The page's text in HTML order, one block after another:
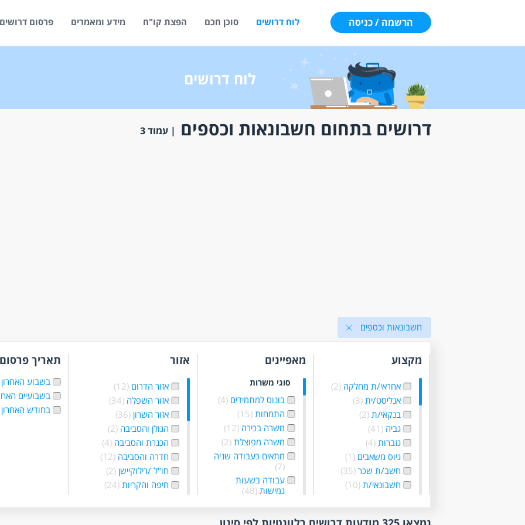
הרשמה / כניסה לוח דרושים סוכן חכם הפצת קו"ח מידע ומאמרים פרסום
לוח דרושים
דרושים בתחום חשבונאות וכספים | עמוד 3
חשבונאות וכספים
מקצוע
אחראי/ת מחלקה (2)
אנליסט/ית (3)
בנקאי/ת (2)
גביה (41)
גזברות (4)
גיוס משאבים (1)
חשב/ת שכר (35)
חשבונאי/ת (10)
מאפיינים
סוגי משרות
בונוס למתמידים (4)
התמחות (15)
משרה בכירה (12)
משרה מפוצלת (2)
מתאים כעבודה שניה
(7)
עבודה בשעות
גמישות (48)
עבודה כפרילאנסר.ית
אזור
אזור הדרום (12)
אזור השפלה (34)
אזור השרון (36)
הגולן והסביבה (2)
הכנרת והסביבה (4)
חדרה והסביבה (12)
חו"ל /רילוקיישן (2)
חיפה והקריות (24)
תאריך פרסום
בשבוע האחרון
בשבועיים
בחודש האחרון